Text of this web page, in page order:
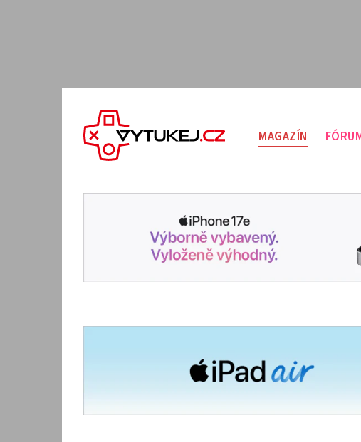
MAGAZÍN